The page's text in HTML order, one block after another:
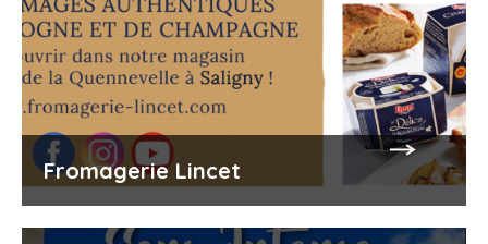
Fromagerie Lincet